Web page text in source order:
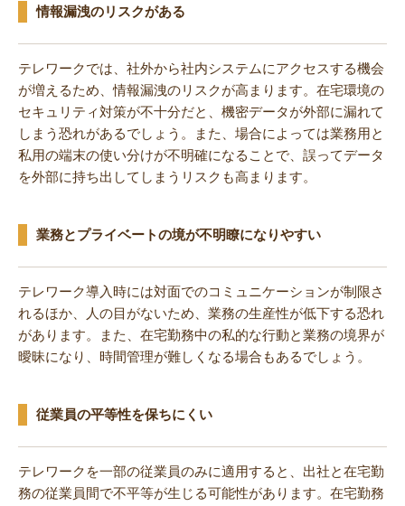
情報漏洩のリスクがある
テレワークでは、社外から社内システムにアクセスする機会
が増えるため、情報漏洩のリスクが高まります。在宅環境の
セキュリティ対策が不十分だと、機密データが外部に漏れて
しまう恐れがあるでしょう。また、場合によっては業務用と
私用の端末の使い分けが不明確になることで、誤ってデータ
を外部に持ち出してしまうリスクも高まります。
業務とプライベートの境が不明瞭になりやすい
テレワーク導入時には対面でのコミュニケーションが制限さ
れるほか、人の目がないため、業務の生産性が低下する恐れ
があります。また、在宅勤務中の私的な行動と業務の境界が
曖昧になり、時間管理が難しくなる場合もあるでしょう。
従業員の平等性を保ちにくい
テレワークを一部の従業員のみに適用すると、出社と在宅勤
務の従業員間で不平等が生じる可能性があります。在宅勤務